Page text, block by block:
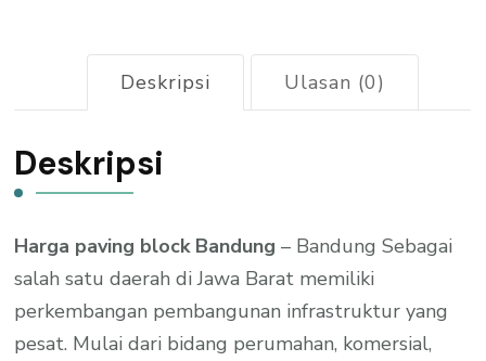
Deskripsi Ulasan (0)
Deskripsi
Harga paving block Bandung – Bandung Sebagai
salah satu daerah di Jawa Barat memiliki
perkembangan pembangunan infrastruktur yang
pesat. Mulai dari bidang perumahan, komersial,